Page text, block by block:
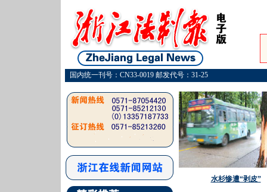
国内统一刊号：CN33-0019 邮发代号：31-25
水杉惨遭“剥皮”